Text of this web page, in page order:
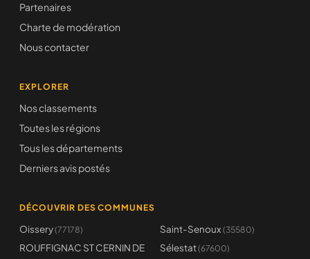
Partenaires
Charte de modération
Nous contacter
EXPLORER
Nos classements
Toutes les régions
Tous les départements
Derniers avis postés
DÉCOUVRIR DES COMMUNES
Oissery(77178) Saint-Senoux (35580)
ROUFFIGNAC ST CERNIN DE
Sélestat(67600)